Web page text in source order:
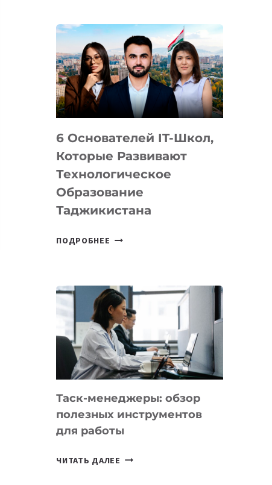
ВНЕШНЕГО
ВИДА
НОВОГО
УСТРОЙСТВА
OPENAI
6 Основателей IT-Школ,
Которые Развивают
Технологическое
Образование
Таджикистана
ПОДРОБНЕЕ
КОТОРЫЕ
РАЗВИВАЮТ
ТЕХНОЛОГИЧЕСКОЕ
ОБРАЗОВАНИЕ
ТАДЖИКИСТАНА
Таск-менеджеры: обзор
полезных инструментов
для работы
ЧИТАТЬ ДАЛЕЕ ТАСК-